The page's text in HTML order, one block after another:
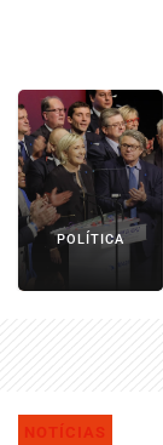
POLÍTICA
NOTÍCIAS